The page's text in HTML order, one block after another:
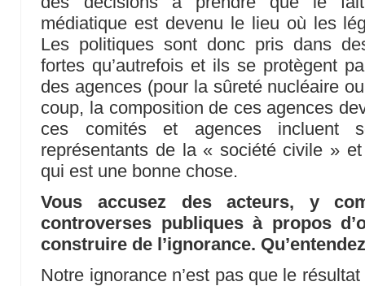
médiatique est devenu le lieu où les
Les politiques sont donc pris dans
fortes qu’autrefois et ils se protègent
des agences (pour la sûreté nucléaire
coup, la composition de ces agences
ces comités et agences incluent
représentants de la « société civile »
qui est une bonne chose.
Vous accusez des acteurs, y
controverses publiques à propos
construire de l’ignorance.
Notre ignorance n’est pas que le